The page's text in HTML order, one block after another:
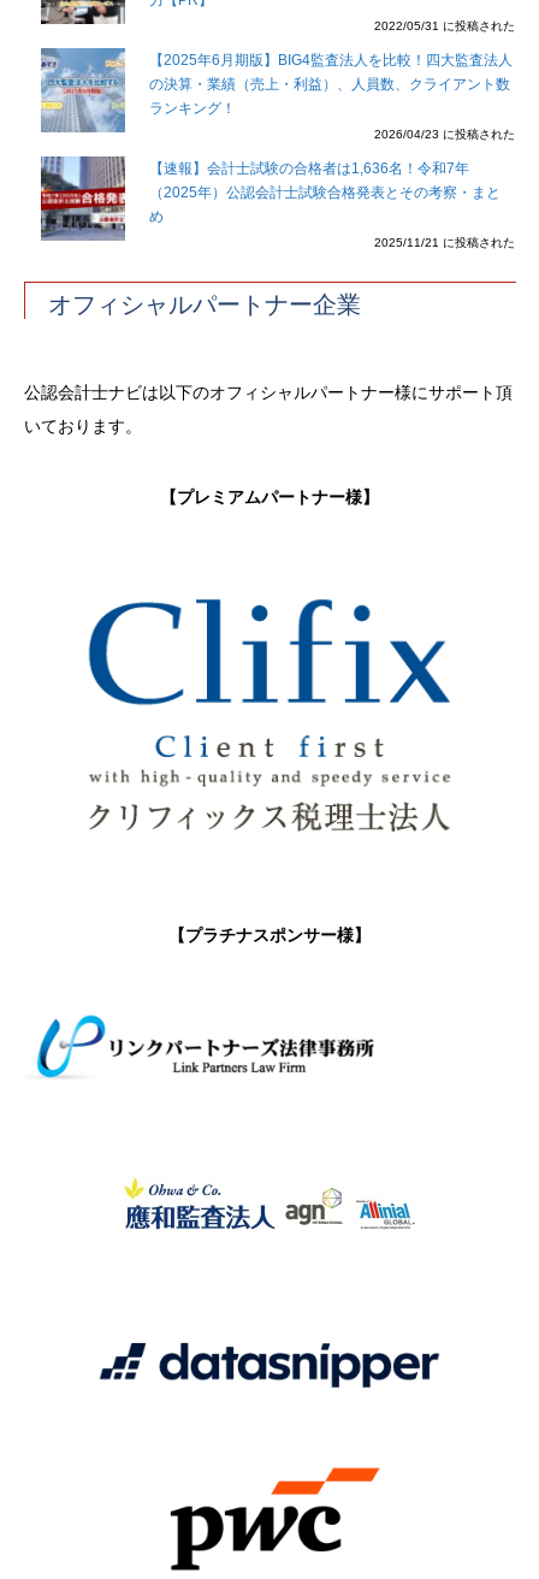
2022/05/31 に投稿された
【2025年6月期版】BIG4監査法人を比較！四大監査法人
の決算・業績（売上・利益）、人員数、クライアント数
ランキング！
2026/04/23 に投稿された
【速報】会計士試験の合格者は1,636名！令和7年
（2025年）公認会計士試験合格発表とその考察・まと
め
2025/11/21 に投稿された
オフィシャルパートナー企業
公認会計士ナビは以下のオフィシャルパートナー様にサポート頂
いております。
【プレミアムパートナー様】
【プラチナスポンサー様】